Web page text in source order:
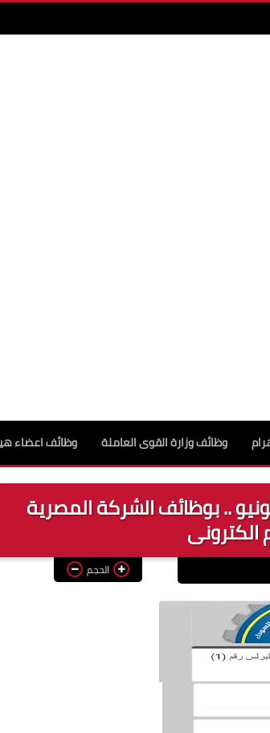
وظائف وزارة القوى العاملة وظائف اعضاء
باب التقديم بداية من اليوم وحتى 17 يونيو .. بوظائف الشركة المصرية
الكترونى
الحجم